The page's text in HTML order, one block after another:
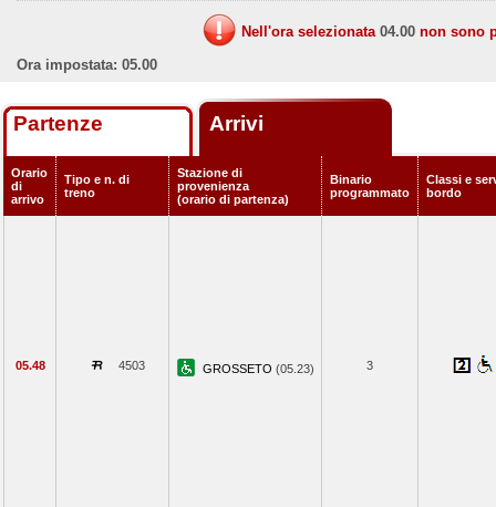
Nell'ora selezionata 04.00 non sono
Ora impostata: 05.00
Partenze Arrivi
Orario
di
arrivo
Tipo e n. di
treno
Stazione di
provenienza
(orario di partenza)
Binario
programmato
Classi e
bordo
05.48 4503 GROSSETO (05.23) 3